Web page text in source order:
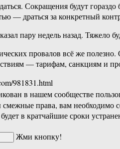
Сокращения будут
— драться за конкретный
пару недель назад. Тяжело
провалов всё же
— тарифам, санкциям и
981831.html
в нашем сообществе
права, вам
в кратчайшие сроки
Жми кнопку!